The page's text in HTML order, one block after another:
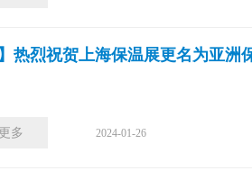
】热烈祝贺上海保温展更名为亚洲
多 2024-01-26